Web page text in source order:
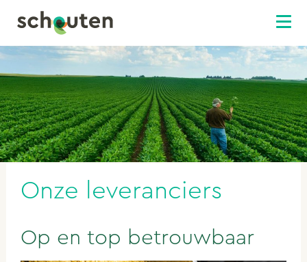
Onze leveranciers
Op en top betrouwbaar